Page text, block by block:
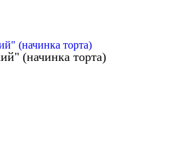
(начинка торта)